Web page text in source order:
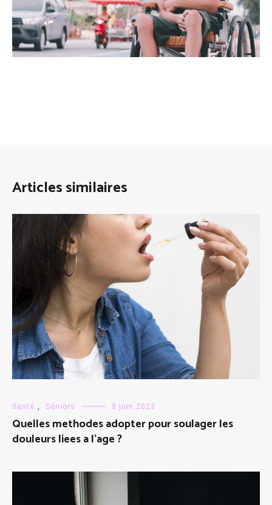
Articles similaires
Santé Séniors 8 juin 2023
Quelles methodes adopter pour soulager les
douleurs liees a l’age ?